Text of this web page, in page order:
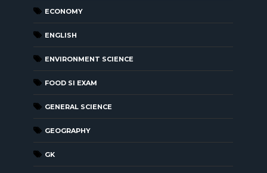
ECONOMY
ENGLISH
ENVIRONMENT SCIENCE
FOOD SI EXAM
GENERAL SCIENCE
GEOGRAPHY
GK